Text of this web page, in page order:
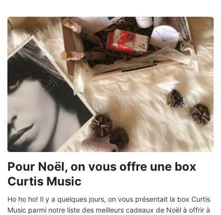
Pour Noël, on vous offre une box
Curtis Music
Ho ho ho! Il y a quelques jours, on vous présentait la box Curtis
Music parmi notre liste des meilleurs cadeaux de Noël à offrir à